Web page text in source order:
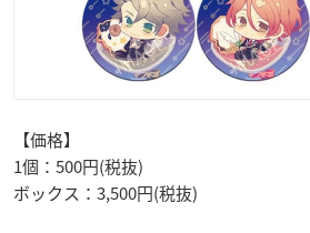
【価格】
1個：500円(税抜)
ボックス：3,500円(税抜)